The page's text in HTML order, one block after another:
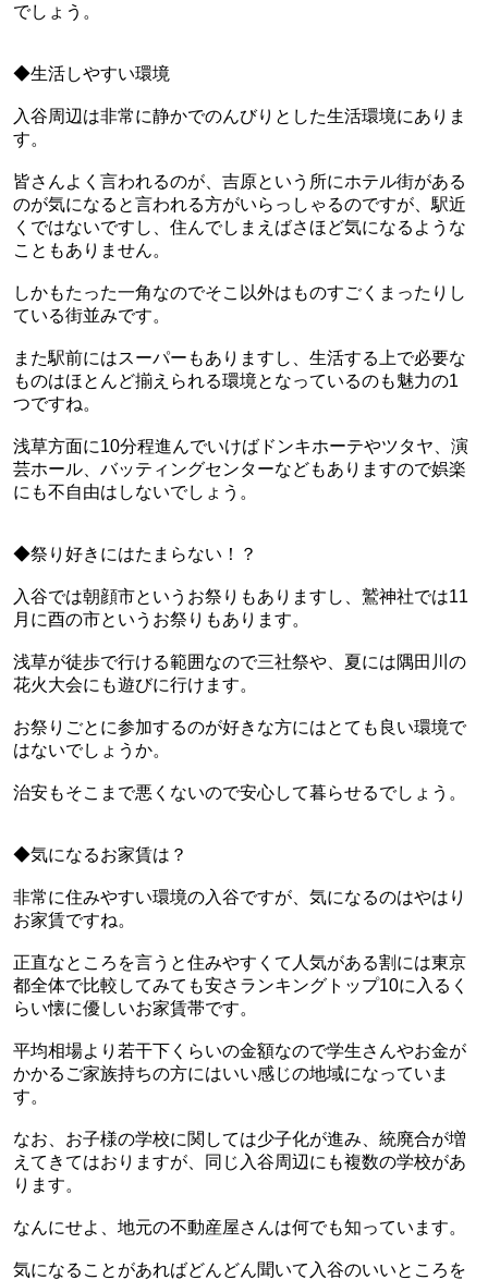
でしょう。
◆生活しやすい環境
入谷周辺は非常に静かでのんびりとした生活環境にありま
す。
皆さんよく言われるのが、吉原という所にホテル街がある
のが気になると言われる方がいらっしゃるのですが、 駅近
くではないですし、 住んでしまえばさほど気になるような
こともありません。
しかもたった一角なのでそこ以外はものすごくまったりし
ている街並みです。
また駅前にはスーパーもありますし、生活する上で必要な
ものはほとんど揃えられる環境となっているのも魅力の1
つですね。
浅草方面に10分程進んでいけばドンキホーテやツタヤ、演
芸ホール、バッティングセンターなどもありますので娯楽
にも不自由はしないでしょう。
◆祭り好きにはたまらない！？
入谷では朝顔市というお祭りもありますし、鷲神社では11
月に酉の市というお祭りもあります。
浅草が徒歩で行ける範囲なので三社祭や、夏には隅田川の
花火大会にも遊びに行けます。
お祭りごとに参加するのが好きな方にはとても良い環境で
はないでしょうか。
治安もそこまで悪くないので安心して暮らせるでしょう。
◆気になるお家賃は？
非常に住みやすい環境の入谷ですが、気になるのはやはり
お家賃ですね。
正直なところを言うと住みやすくて人気がある割には東京
都全体で比較してみても安さランキングトップ10に入るく
らい懐に優しいお家賃帯です。
平均相場より若干下くらいの金額なので学生さんやお金が
かかるご家族持ちの方にはいい感じの地域になっていま
す。
なお、お子様の学校に関しては少子化が進み、統廃合が増
えてきてはおりますが、同じ入谷周辺にも複数の学校があ
ります。
なんにせよ、地元の不動産屋さんは何でも知っています。
気になることがあればどんどん聞いて入谷のいいところを